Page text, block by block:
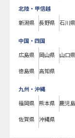
北陸・甲信越
新潟県 長野県 石川県
中国・四国
広島県 岡山県 山口県
徳島県 高知県
九州・沖縄
福岡県 熊本県 鹿児
佐賀県 沖縄県